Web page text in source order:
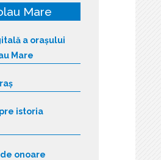
Mare
a orașului
Mare
istoria
onoare